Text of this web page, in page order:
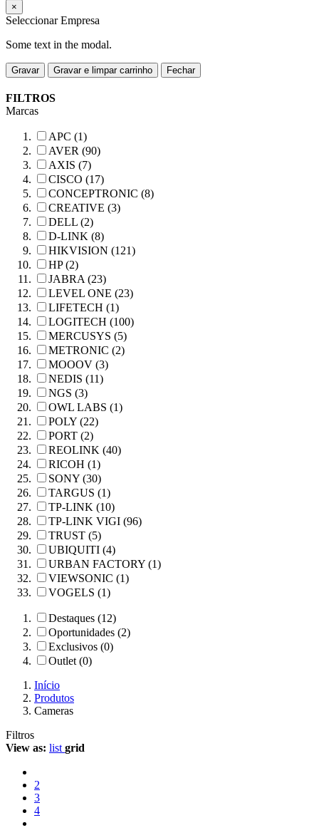
×
Seleccionar Empresa
Some text in the modal.
Gravar Gravar e limpar carrinho Fechar
FILTROS
Marcas
APC (1)
AVER (90)
AXIS (7)
CISCO (17)
CONCEPTRONIC (8)
CREATIVE (3)
DELL (2)
D-LINK (8)
HIKVISION (121)
HP (2)
JABRA (23)
LEVEL ONE (23)
LIFETECH (1)
LOGITECH (100)
MERCUSYS (5)
METRONIC (2)
MOOOV (3)
NEDIS (11)
NGS (3)
OWL LABS (1)
POLY (22)
PORT (2)
REOLINK (40)
RICOH (1)
SONY (30)
TARGUS (1)
TP-LINK (10)
TP-LINK VIGI (96)
TRUST (5)
UBIQUITI (4)
URBAN FACTORY (1)
VIEWSONIC (1)
VOGELS (1)
Destaques (12)
Oportunidades (2)
Exclusivos (0)
Outlet (0)
Início
Produtos
Cameras
Filtros
View as: list grid
2
3
4